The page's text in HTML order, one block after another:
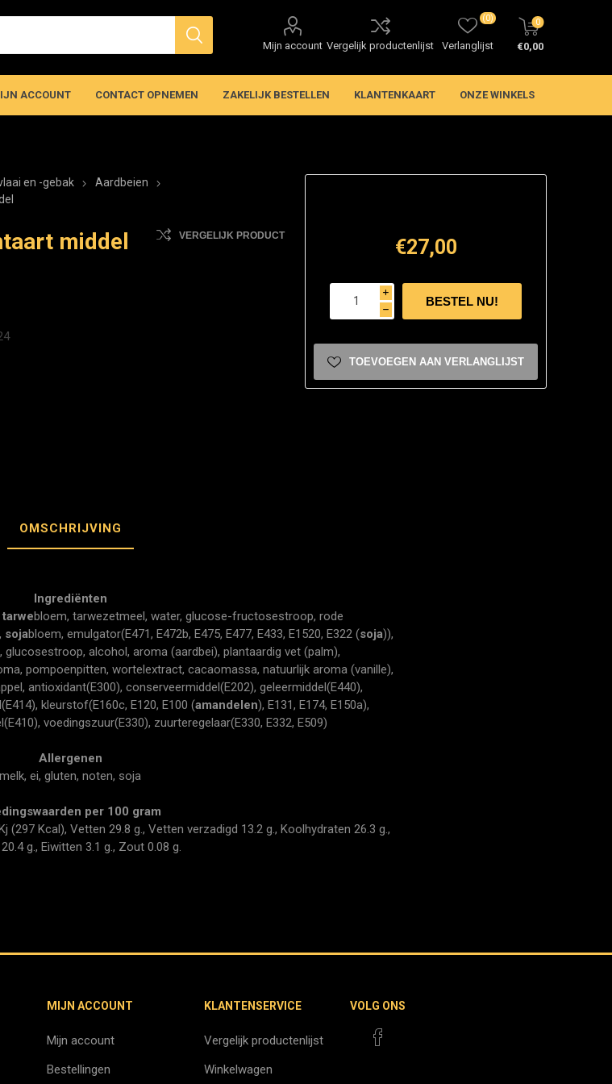
Mijn account Vergelijk productenlijst Verlanglijst
(0) 0
€0,00
ACCOUNT CONTACT OPNEMEN ZAKELIJK BESTELLEN KLANTENKAART ONZE WINKELS
en -gebak
Aardbeien
middel VERGELIJK PRODUCT €27,00
i
h
TOEVOEGEN AAN VERLANGLIJST
OMSCHRIJVING
Ingrediënten
tarwebloem, tarwezetmeel, water, glucose-fructosestroop, rode
sojabloem, emulgator(E471, E472b, E475, E477, E433, E1520, E322 (soja)),
glucosestroop, alcohol, aroma (aardbei), plantaardig vet (palm),
pompoenpitten, wortelextract, cacaomassa, natuurlijk aroma (vanille),
antioxidant(E300), conserveermiddel(E202), geleermiddel(E440),
kleurstof(E160c, E120, E100 (amandelen), E131, E174, E150a),
voedingszuur(E330), zuurteregelaar(E330, E332, E509)
Allergenen
melk, ei, gluten, noten, soja
per 100 gram
(297 Kcal), Vetten 29.8 g., Vetten verzadigd 13.2 g., Koolhydraten 26.3 g.,
g., Eiwitten 3.1 g., Zout 0.08 g.
MIJN ACCOUNT
Mijn account
Bestellingen
KLANTENSERVICE
Vergelijk productenlijst
Winkelwagen
VOLG ONS